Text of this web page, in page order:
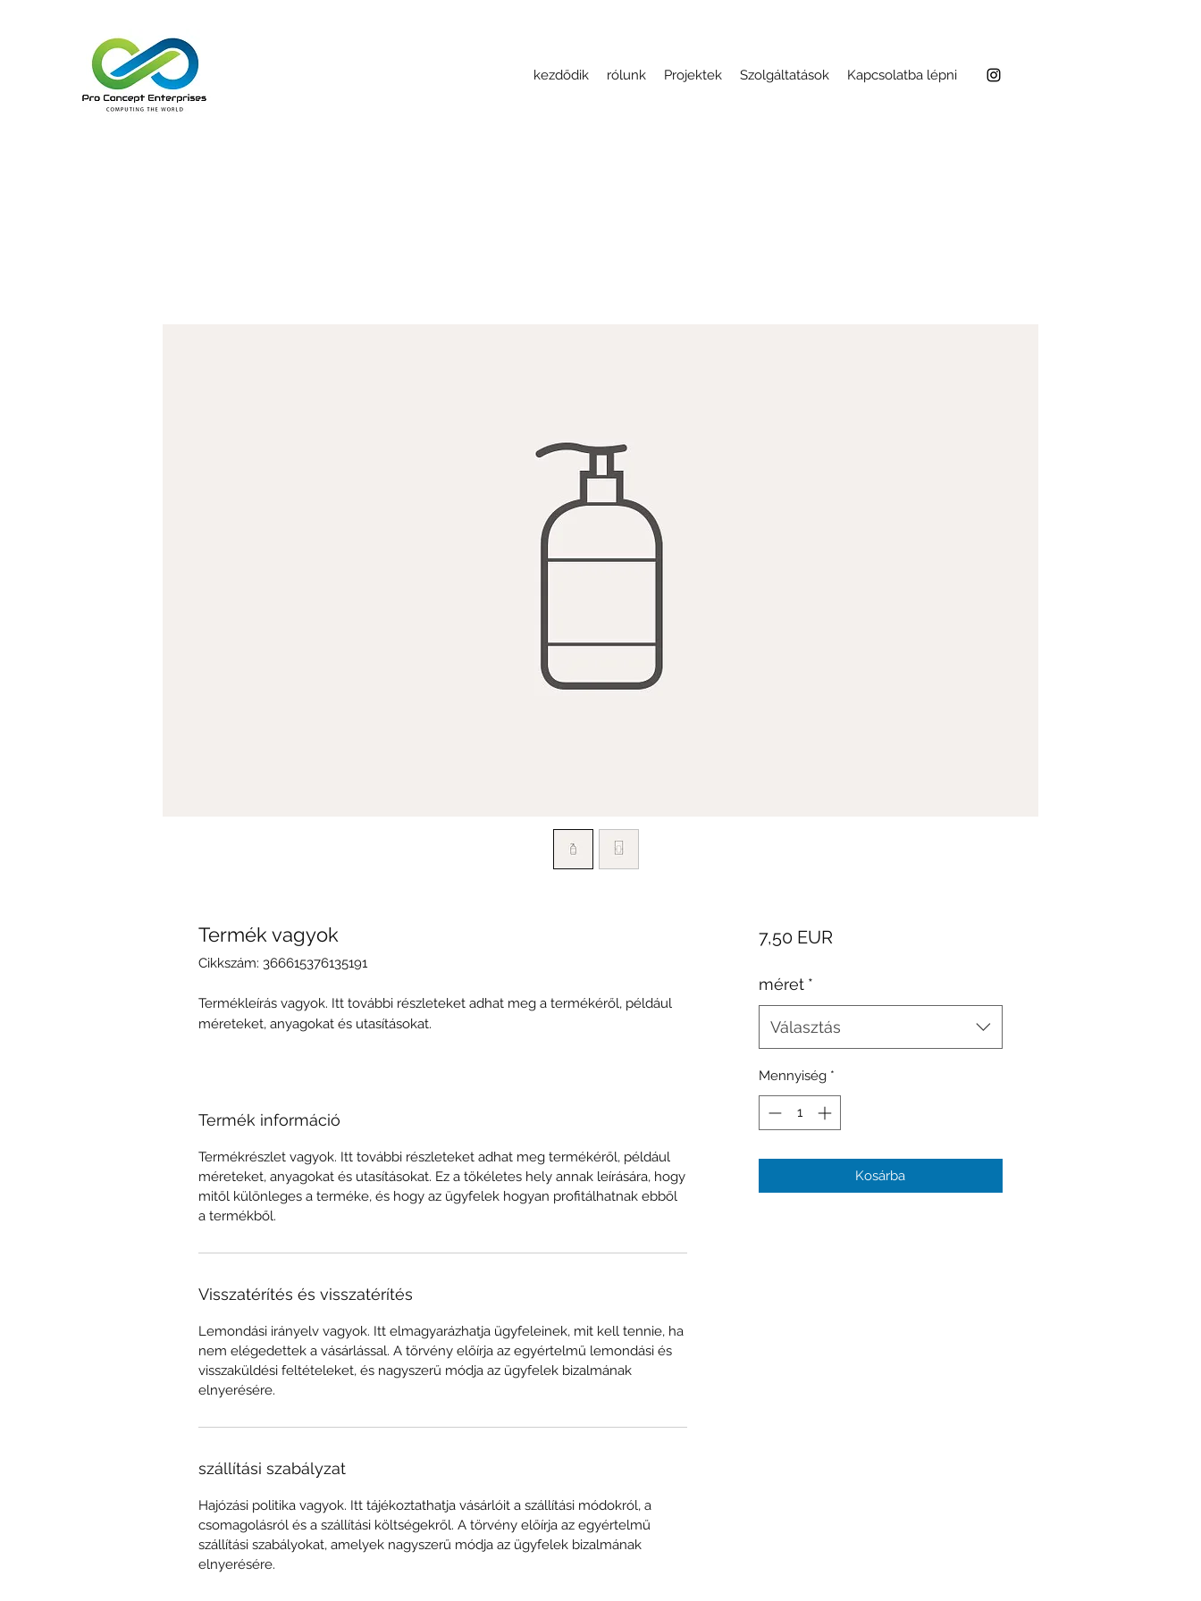
kezdődik rólunk Projektek Szolgáltatások Kapcsolatba lépni
Termék vagyok
Cikkszám: 366615376135191
Termékleírás vagyok. Itt további részleteket adhat meg a termékéről, például
méreteket, anyagokat és utasításokat.
Termék információ
Termékrészlet vagyok. Itt további részleteket adhat meg termékéről, például
méreteket, anyagokat és utasításokat. Ez a tökéletes hely annak leírására, hogy
mitől különleges a terméke, és hogy az ügyfelek hogyan profitálhatnak ebből
a termékből.
Visszatérítés és visszatérítés
Lemondási irányelv vagyok. Itt elmagyarázhatja ügyfeleinek, mit kell tennie, ha
nem elégedettek a vásárlással. A törvény előírja az egyértelmű lemondási és
visszaküldési feltételeket, és nagyszerű módja az ügyfelek bizalmának
elnyerésére.
szállítási szabályzat
Hajózási politika vagyok. Itt tájékoztathatja vásárlóit a szállítási módokról, a
csomagolásról és a szállítási költségekről. A törvény előírja az egyértelmű
szállítási szabályokat, amelyek nagyszerű módja az ügyfelek bizalmának
elnyerésére.
7,50 EURÁr
méret *
Választás
Mennyiség *
Kosárba